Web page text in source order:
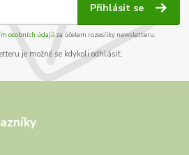
Přihlásit se
osobních údajůza účelem rozesílky newsletteru.
je možné se kdykoli odhlásit.